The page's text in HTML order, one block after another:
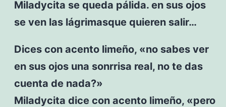
Miladycita se queda pálida. en sus ojos
se ven las lágrimasque quieren salir…
Dices con acento limeño, «no sabes ver
en sus ojos una sonrrisa real, no te das
cuenta de nada?»
Miladycita dice con acento limeño, «pero